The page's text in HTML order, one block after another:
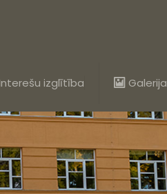
izglītība Galerija